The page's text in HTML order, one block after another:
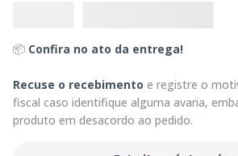
📦 Confira no ato da entrega!
Recuse o recebimento e registre o
fiscal caso identifique alguma avaria,
produto em desacordo ao pedido.